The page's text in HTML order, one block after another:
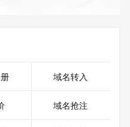
域名转入
域名抢注